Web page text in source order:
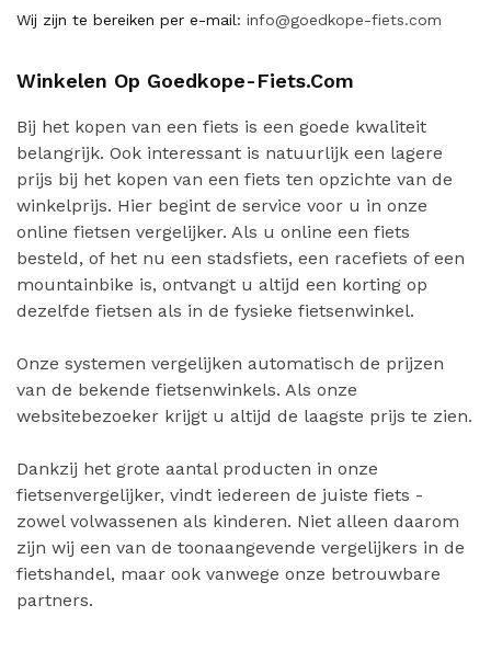
Wij zijn te bereiken per e-mail: info@goedkope-fiets.com
Winkelen Op Goedkope-Fiets.com
Bij het kopen van een fiets is een goede kwaliteit
belangrijk. Ook interessant is natuurlijk een lagere
prijs bij het kopen van een fiets ten opzichte van de
winkelprijs. Hier begint de service voor u in onze
online fietsen vergelijker. Als u online een fiets
besteld, of het nu een stadsfiets, een racefiets of een
mountainbike is, ontvangt u altijd een korting op
dezelfde fietsen als in de fysieke fietsenwinkel.
Onze systemen vergelijken automatisch de prijzen
van de bekende fietsenwinkels. Als onze
websitebezoeker krijgt u altijd de laagste prijs te zien.
Dankzij het grote aantal producten in onze
fietsenvergelijker, vindt iedereen de juiste fiets -
zowel volwassenen als kinderen. Niet alleen daarom
zijn wij een van de toonaangevende vergelijkers in de
fietshandel, maar ook vanwege onze betrouwbare
partners.